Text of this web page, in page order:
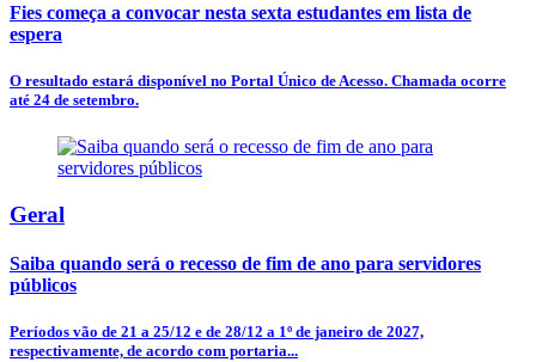
Fies começa a convocar nesta sexta estudantes em lista de
espera
O resultado estará disponível no Portal Único de Acesso. Chamada ocorre
até 24 de setembro.
Geral
Saiba quando será o recesso de fim de ano para servidores
públicos
Períodos vão de 21 a 25/12 e de 28/12 a 1º de janeiro de 2027,
respectivamente, de acordo com portaria...